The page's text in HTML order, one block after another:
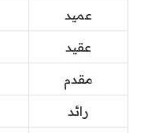
عميد
عقيد
مقدم
رائد